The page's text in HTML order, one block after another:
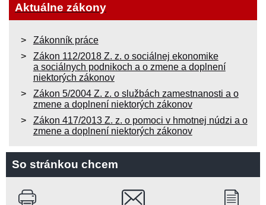
Aktuálne zákony
Zákonník práce
Zákon 112/2018 Z. z. o sociálnej ekonomike
a sociálnych podnikoch a o zmene a doplnení
niektorých zákonov
Zákon 5/2004 Z. z. o službách zamestnanosti a o
zmene a doplnení niektorých zákonov
Zákon 417/2013 Z. z. o pomoci v hmotnej núdzi a o
zmene a doplnení niektorých zákonov
So stránkou chcem